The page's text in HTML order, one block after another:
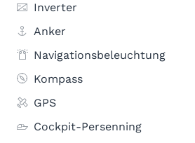
Inverter
Anker
Navigationsbeleuchtung
Kompass
GPS
Cockpit-Persenning